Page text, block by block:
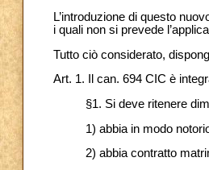
L’introduzione di questo
i quali non si prevede
Tutto ciò considerato,
Art. 1. Il can. 694 CIC è
§1. Si deve ritenere
1) abbia in modo
2) abbia contratto